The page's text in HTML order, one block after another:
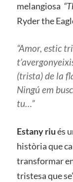
melangiosa
Ryder the
“Amor, estic
(trista) de la
Ningú em
tu…”
Estany riués
història que
transformar
tristesa que